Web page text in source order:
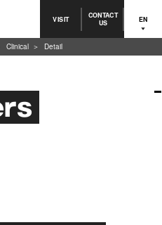
VISIT CONTACT
US EN
Clinical Detail